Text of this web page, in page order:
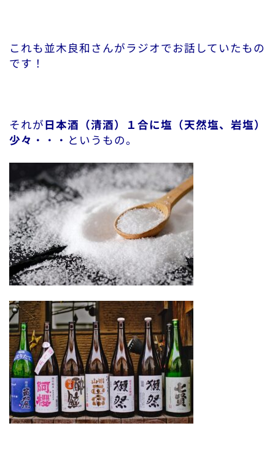
これも並木良和さんがラジオでお話していたもの
です！
それが日本酒（清酒）１合に塩（天然塩、岩塩）
少々 ・・・というもの。